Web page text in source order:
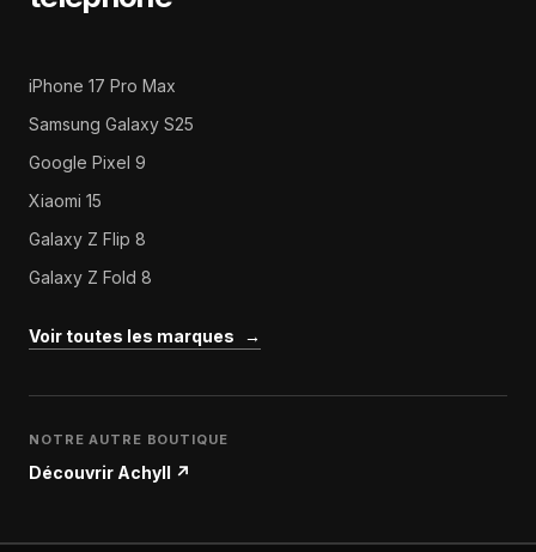
iPhone 17 Pro Max
Samsung Galaxy S25
Google Pixel 9
Xiaomi 15
Galaxy Z Flip 8
Galaxy Z Fold 8
Voir toutes les marques →
NOTRE AUTRE BOUTIQUE
Découvrir Achyll ↗